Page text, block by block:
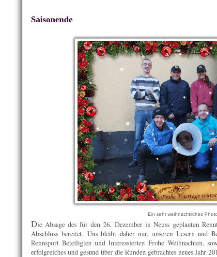
Saisonende
Ein sehr weihnachtliches
Die Absage des für den 26. Dezember in Neuss geplanten
Abschluss bereitet. Uns bleibt daher nur, unseren Lesern und
Rennsport Beteiligten und Interessierten Frohe Weihnachten,
erfolgreiches und gesund über die Runden gebrachtes neues Jahr